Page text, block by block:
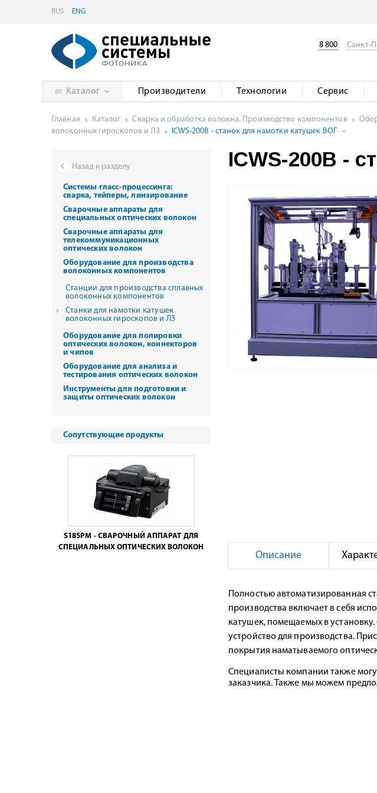
Главная Каталог Сварка и обработка волокна. Производство компонентов
волоконных гироскопов и ЛЗ
ICWS-200B - станок для намотки катушек ВОГ
ICWS-200B -
Описание
Полностью автоматизированная
производства включает в себя
катушек, помещаемых в
устройство для производства.
покрытия наматываемого
Специалисты компании также
заказчика. Также мы можем
Назад к разделу
Системы гласс-процессинга:
сварка, тейперы, линзирование
Сварочные аппараты для
специальных оптических волокон
Сварочные аппараты для
телекоммуникационных
оптических волокон
Оборудование для производства
волоконных компонентов
Станции для производства сплавных
волоконных компонентов
Станки для намотки катушек
волоконных гироскопов и ЛЗ
Оборудование для полировки
оптических волокон, коннекторов
и чипов
Оборудование для анализа и
тестирования оптических волокон
Инструменты для подготовки и
защиты оптических волокон
Сопутствующие продукты
S185PM - СВАРОЧНЫЙ АППАРАТ ДЛЯ
СПЕЦИАЛЬНЫХ ОПТИЧЕСКИХ ВОЛОКОН
RUS ENG
8 800 Санкт-
Каталог Производители Технологии Сервис